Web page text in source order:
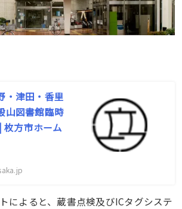
・津田・香里
山図書館臨時
枚方市ホーム
によると、蔵書点検及びICタグシステ